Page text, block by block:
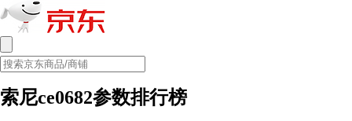
索尼ce0682参数排行榜